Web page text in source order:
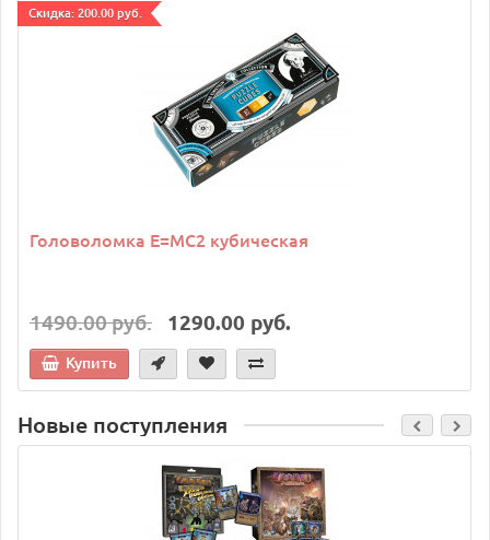
Cкидка: 200.00 руб.
Головоломка E=MC2 кубическая
1490.00 руб. 1290.00 руб.
Купить
Новые поступления